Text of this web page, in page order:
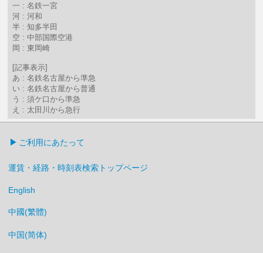
一 : 名鉄一宮
河 : 河和
半 : 知多半田
空 : 中部国際空港
岡 : 東岡崎
[記事表示]
あ : 名鉄名古屋から準急
い : 名鉄名古屋から普通
う : 須ケ口から準急
え : 太田川から急行
ご利用にあたって
運賃・経路・時刻表検索トップページ
English
中國(繁體)
中国(简体)